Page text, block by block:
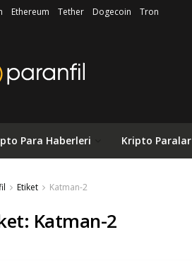
Ethereum Tether Dogecoin Tron
Para Haberleri Kripto Paralar
Etiket Katman-2
Katman-2